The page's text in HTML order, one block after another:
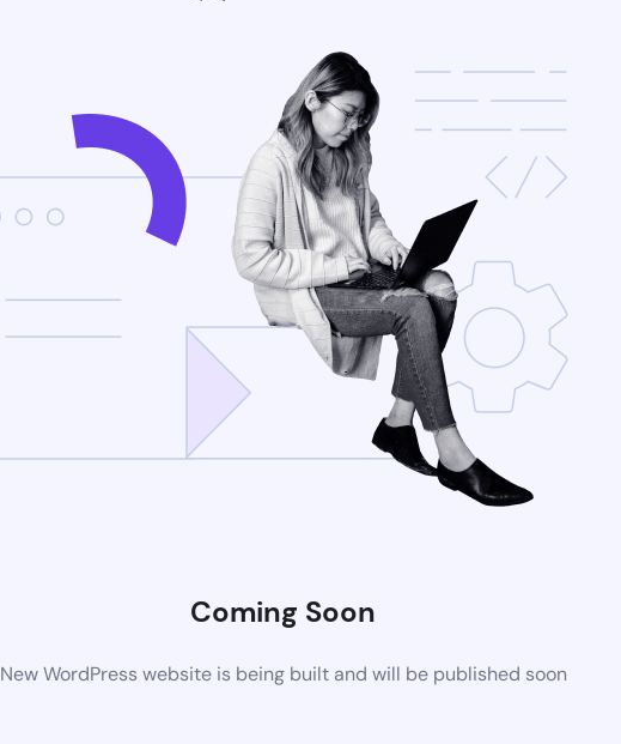
Coming Soon
New WordPress website is being built and will be published soon